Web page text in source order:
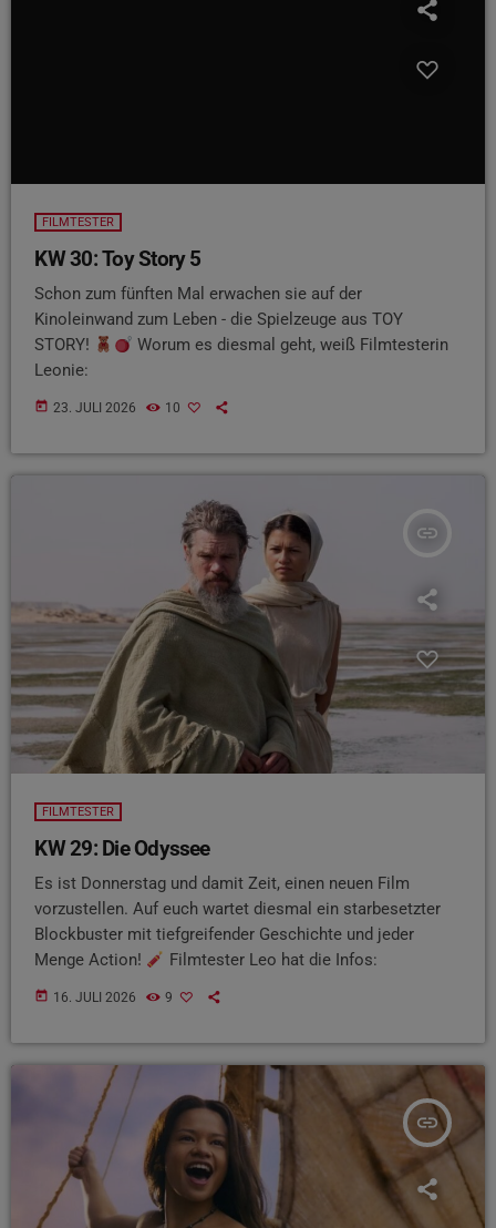
FILMTESTER
KW 30: Toy Story 5
Schon zum fünften Mal erwachen sie auf der
Kinoleinwand zum Leben - die Spielzeuge aus TOY
STORY!
Worum es diesmal geht, weiß Filmtesterin
Leonie:
today 23. JULI 2026 10
insert_link
FILMTESTER
KW 29: Die Odyssee
Es ist Donnerstag und damit Zeit, einen neuen Film
vorzustellen. Auf euch wartet diesmal ein starbesetzter
Blockbuster mit tiefgreifender Geschichte und jeder
Menge Action!
Filmtester Leo hat die Infos:
today 16. JULI 2026 9
insert_link